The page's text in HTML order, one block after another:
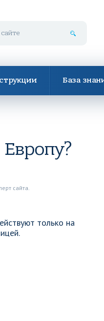
База
сайта.
только на